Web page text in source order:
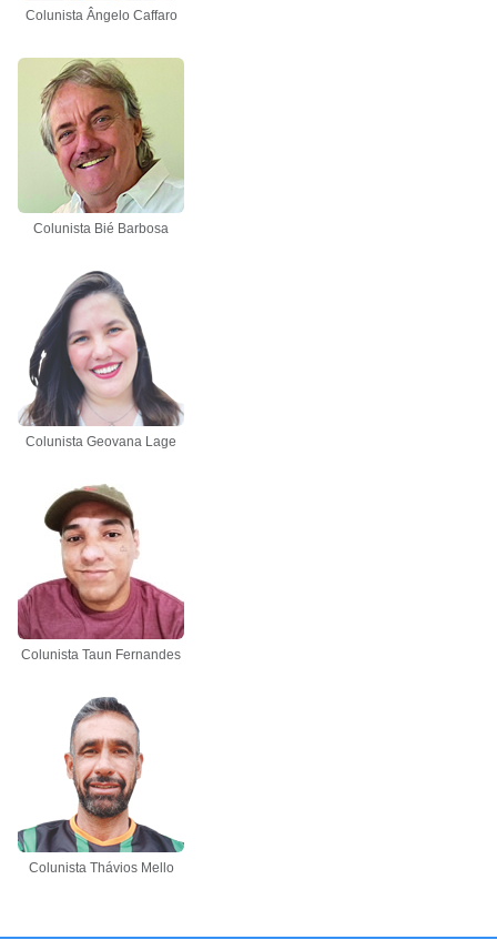
Colunista Ângelo Caffaro
Colunista Bié Barbosa
Colunista Geovana Lage
Colunista Taun Fernandes
Colunista Thávios Mello